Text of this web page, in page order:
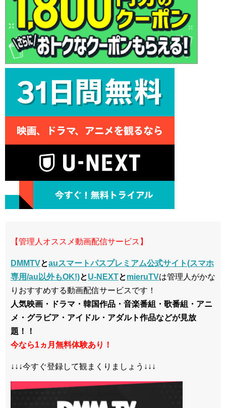
【管理人オススメ動画配信サービス】
DMMTVとauスマートパスプレミアム公式サイト(スマホ
専用/au以外もOK!)とU-NEXTとmieruTVは管理人がかな
りおすすめする動画配信サービスです！
人気映画・ドラマ・韓国作品・音楽番組・歌番組・アニ
メ・グラビア・アイドル・アダルト作品などが見放
題！！
今なら1ヵ月無料体験あり！
↓↓↓今すぐ登録して観まくりましょう↓↓↓